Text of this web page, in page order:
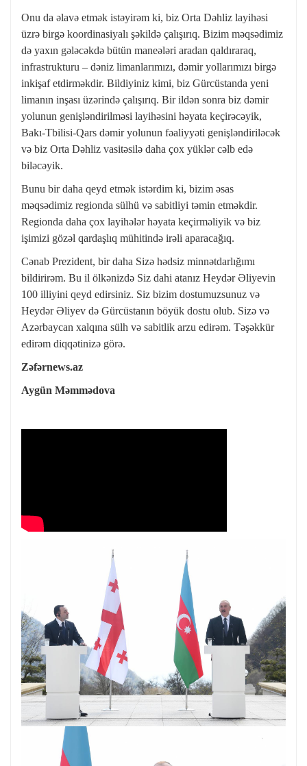
Onu da əlavə etmək istəyirəm ki, biz Orta Dəhliz layihəsi
üzrə birgə koordinasiyalı şəkildə çalışırıq. Bizim məqsədimiz
də yaxın gələcəkdə bütün maneələri aradan qaldıraraq,
infrastrukturu – dəniz limanlarımızı, dəmir yollarımızı birgə
inkişaf etdirməkdir. Bildiyiniz kimi, biz Gürcüstanda yeni
limanın inşası üzərində çalışırıq. Bir ildən sonra biz dəmir
yolunun genişləndirilməsi layihəsini həyata keçirəcəyik,
Bakı-Tbilisi-Qars dəmir yolunun fəaliyyəti genişləndiriləcək
və biz Orta Dəhliz vasitəsilə daha çox yüklər cəlb edə
biləcəyik.
Bunu bir daha qeyd etmək istərdim ki, bizim əsas
məqsədimiz regionda sülhü və sabitliyi təmin etməkdir.
Regionda daha çox layihələr həyata keçirməliyik və biz
işimizi gözəl qardaşlıq mühitində irəli aparacağıq.
Cənab Prezident, bir daha Sizə hədsiz minnətdarlığımı
bildirirəm. Bu il ölkənizdə Siz dahi atanız Heydər Əliyevin
100 illiyini qeyd edirsiniz. Siz bizim dostumuzsunuz və
Heydər Əliyev də Gürcüstanın böyük dostu olub. Sizə və
Azərbaycan xalqına sülh və sabitlik arzu edirəm. Təşəkkür
edirəm diqqətinizə görə.
Zəfərnews.az
Aygün Məmmədova